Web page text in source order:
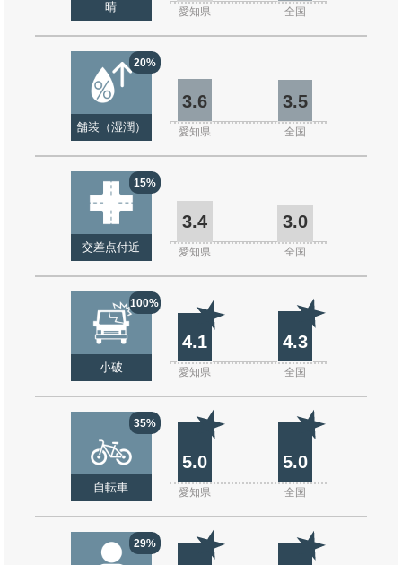
晴 愛知県 全国
20%
舗装（湿潤）
3.6 3.5
愛知県 全国
15%
交差点付近
3.4 3.0
愛知県 全国
100%
小破
4.1 4.3
愛知県 全国
35%
自転車
5.0 5.0
愛知県 全国
29%